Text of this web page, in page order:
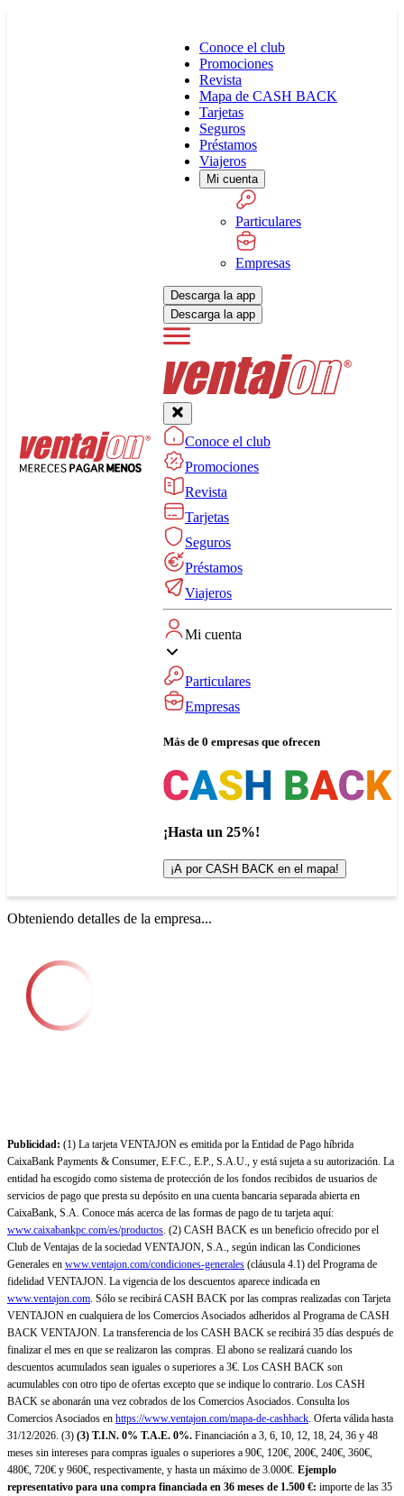
Conoce el club
Promociones
Revista
Mapa de CASH BACK
Tarjetas
Seguros
Préstamos
Viajeros
Mi cuenta
Particulares
Empresas
Descarga la app
Descarga la app
Conoce el club
Promociones
Revista
Tarjetas
Seguros
Préstamos
Viajeros
Mi cuenta
Particulares
Empresas
Más de 0 empresas que ofrecen
¡Hasta un 25%!
¡A por CASH BACK en el mapa!
Obteniendo detalles de la empresa...
Publicidad: (1) La tarjeta VENTAJON es emitida por la Entidad de Pago híbrida
CaixaBank Payments & Consumer, E.F.C., E.P., S.A.U., y está sujeta a su autorización. La
entidad ha escogido como sistema de protección de los fondos recibidos de usuarios de
servicios de pago que presta su depósito en una cuenta bancaria separada abierta en
CaixaBank, S.A. Conoce más acerca de las formas de pago de tu tarjeta aquí:
www.caixabankpc.com/es/productos. (2) CASH BACK es un beneficio ofrecido por el
Club de Ventajas de la sociedad VENTAJON, S.A., según indican las Condiciones
Generales en www.ventajon.com/condiciones-generales (cláusula 4.1) del Programa de
fidelidad VENTAJON. La vigencia de los descuentos aparece indicada en
www.ventajon.com. Sólo se recibirá CASH BACK por las compras realizadas con Tarjeta
VENTAJON en cualquiera de los Comercios Asociados adheridos al Programa de CASH
BACK VENTAJON. La transferencia de los CASH BACK se recibirá 35 días después de
finalizar el mes en que se realizaron las compras. El abono se realizará cuando los
descuentos acumulados sean iguales o superiores a 3€. Los CASH BACK son
acumulables con otro tipo de ofertas excepto que se indique lo contrario. Los CASH
BACK se abonarán una vez cobrados de los Comercios Asociados. Consulta los
Comercios Asociados en https://www.ventajon.com/mapa-de-cashback. Oferta válida hasta
31/12/2026. (3) (3) T.I.N. 0% T.A.E. 0%. Financiación a 3, 6, 10, 12, 18, 24, 36 y 48
meses sin intereses para compras iguales o superiores a 90€, 120€, 200€, 240€, 360€,
480€, 720€ y 960€, respectivamente, y hasta un máximo de 3.000€. Ejemplo
representativo para una compra financiada en 36 meses de 1.500 €: importe de las 35